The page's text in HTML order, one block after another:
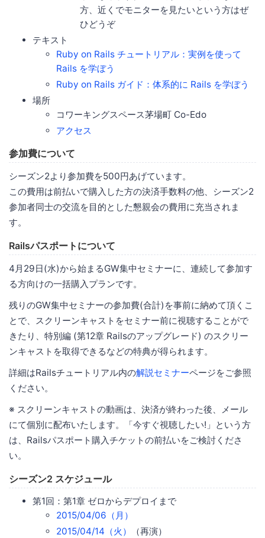
方、近くでモニターを見たいという方はぜ
ひどうぞ
テキスト
Ruby on Rails チュートリアル：実例を使って
Rails を学ぼう
Ruby on Rails ガイド：体系的に Rails を学ぼう
場所
コワーキングスペース茅場町 Co-Edo
アクセス
参加費について
シーズン2より参加費を500円あげています。
この費用は前払いで購入した方の決済手数料の他、シーズン2
参加者同士の交流を目的とした懇親会の費用に充当されま
す。
Railsパスポートについて
4月29日(水)から始まるGW集中セミナーに、連続して参加す
る方向けの一括購入プランです。
残りのGW集中セミナーの参加費(合計)を事前に納めて頂くこ
とで、スクリーンキャストをセミナー前に視聴することがで
きたり、特別編 (第12章 Railsのアップグレード) のスクリー
ンキャストを取得できるなどの特典が得られます。
詳細はRailsチュートリアル内の解説セミナーページをご参照
ください。
※ スクリーンキャストの動画は、決済が終わった後、メール
にて個別に配布いたします。「今すぐ視聴したい!」という方
は、Railsパスポート購入チケットの前払いをご検討くださ
い。
シーズン2 スケジュール
第1回：第1章 ゼロからデプロイまで
2015/04/06（月）
2015/04/14（火）
（再演）